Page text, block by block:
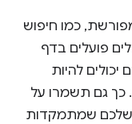
כמו חיפוש
פועלים בדף
להיות
כך גם תשמרו על
שלכם שמתמקדות